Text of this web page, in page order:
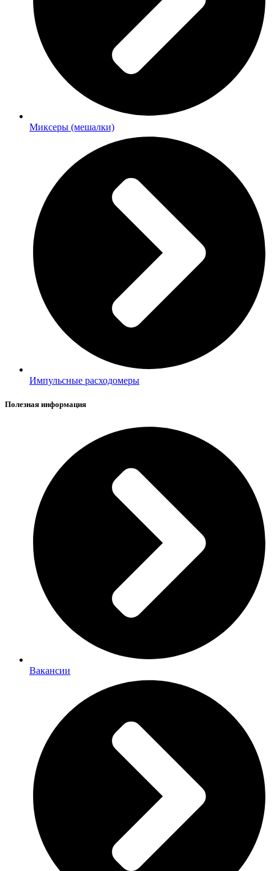
Миксеры (мешалки)
Импульсные расходомеры
Полезная информация
Вакансии